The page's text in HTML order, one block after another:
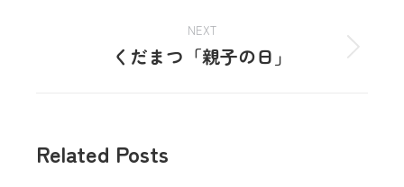
NEXT
くだまつ「親子の日」
Related Posts